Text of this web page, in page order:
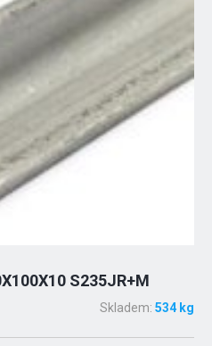
S235JR+M
Skladem: 534 kg